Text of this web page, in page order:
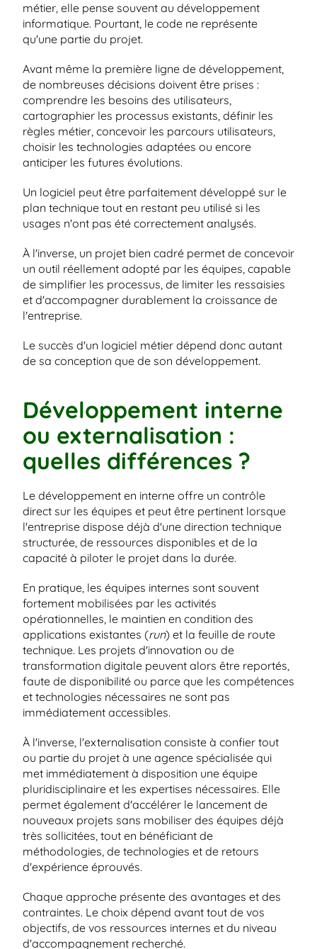
métier, elle pense souvent au développement
informatique. Pourtant, le code ne représente
qu'une partie du projet.
Avant même la première ligne de développement,
de nombreuses décisions doivent être prises :
comprendre les besoins des utilisateurs,
cartographier les processus existants, définir les
règles métier, concevoir les parcours utilisateurs,
choisir les technologies adaptées ou encore
anticiper les futures évolutions.
Un logiciel peut être parfaitement développé sur le
plan technique tout en restant peu utilisé si les
usages n'ont pas été correctement analysés.
À l'inverse, un projet bien cadré permet de concevoir
un outil réellement adopté par les équipes, capable
de simplifier les processus, de limiter les ressaisies
et d'accompagner durablement la croissance de
l'entreprise.
Le succès d'un logiciel métier dépend donc autant
de sa conception que de son développement.
Développement interne
ou externalisation :
quelles différences ?
Le développement en interne offre un contrôle
direct sur les équipes et peut être pertinent lorsque
l'entreprise dispose déjà d'une direction technique
structurée, de ressources disponibles et de la
capacité à piloter le projet dans la durée.
En pratique, les équipes internes sont souvent
fortement mobilisées par les activités
opérationnelles, le maintien en condition des
applications existantes (run) et la feuille de route
technique. Les projets d'innovation ou de
transformation digitale peuvent alors être reportés,
faute de disponibilité ou parce que les compétences
et technologies nécessaires ne sont pas
immédiatement accessibles.
À l'inverse, l'externalisation consiste à confier tout
ou partie du projet à une agence spécialisée qui
met immédiatement à disposition une équipe
pluridisciplinaire et les expertises nécessaires. Elle
permet également d'accélérer le lancement de
nouveaux projets sans mobiliser des équipes déjà
très sollicitées, tout en bénéficiant de
méthodologies, de technologies et de retours
d'expérience éprouvés.
Chaque approche présente des avantages et des
contraintes. Le choix dépend avant tout de vos
objectifs, de vos ressources internes et du niveau
d'accompagnement recherché.